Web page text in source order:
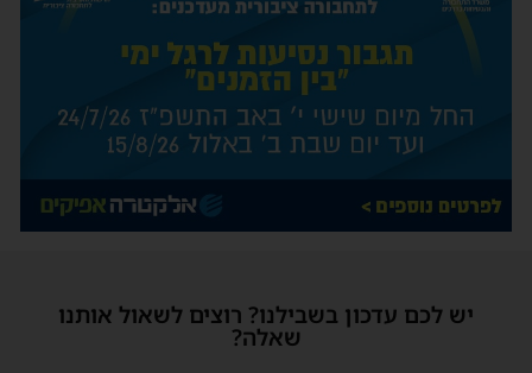
יש לכם עדכון בשבילנו? רוצים לשאול אותנו
שאלה?